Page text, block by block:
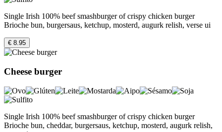
Single Irish 100% beef smashburger of crispy chicken burger
Brioche bun, burgersaus, ketchup, mosterd, augurk relish, verse ui
€ 8.95
Cheese burger
Single Irish 100% beef smashburger of crispy chicken burger
Brioche bun, cheddar, burgersaus, ketchup, mosterd, augurk relish,